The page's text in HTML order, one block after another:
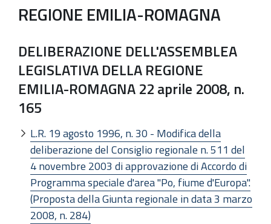
REGIONE EMILIA-ROMAGNA
DELIBERAZIONE DELL'ASSEMBLEA
LEGISLATIVA DELLA REGIONE
EMILIA-ROMAGNA 22 aprile 2008, n.
165
L.R. 19 agosto 1996, n. 30 - Modifica della
deliberazione del Consiglio regionale n. 511 del
4 novembre 2003 di approvazione di Accordo di
Programma speciale d'area "Po, fiume d'Europa".
(Proposta della Giunta regionale in data 3 marzo
2008, n. 284)